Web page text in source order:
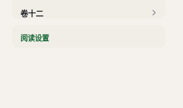
卷十二
阅读设置